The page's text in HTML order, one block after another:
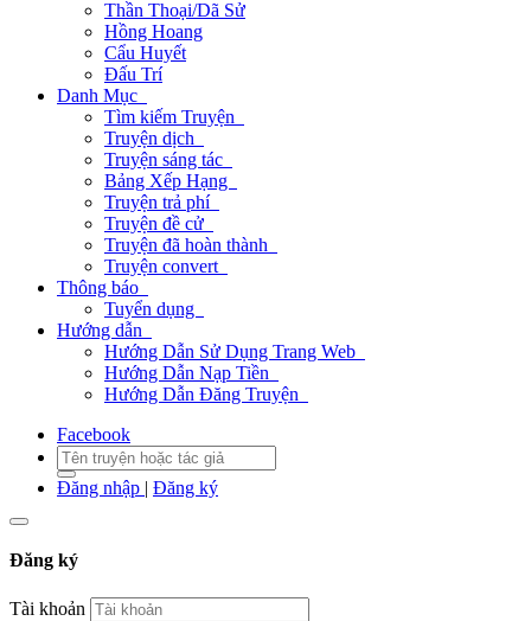
Thần Thoại/Dã Sử
Hồng Hoang
Cẩu Huyết
Đấu Trí
Danh Mục
Tìm kiếm Truyện
Truyện dịch
Truyện sáng tác
Bảng Xếp Hạng
Truyện trả phí
Truyện đề cử
Truyện đã hoàn thành
Truyện convert
Thông báo
Tuyển dụng
Hướng dẫn
Hướng Dẫn Sử Dụng Trang Web
Hướng Dẫn Nạp Tiền
Hướng Dẫn Đăng Truyện
Facebook
Đăng nhập | Đăng ký
Đăng ký
Tài khoản